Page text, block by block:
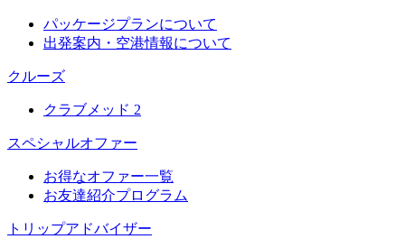
パッケージプランについて
出発案内・空港情報について
クルーズ
クラブメッド 2
スペシャルオファー
お得なオファー一覧
お友達紹介プログラム
トリップアドバイザー